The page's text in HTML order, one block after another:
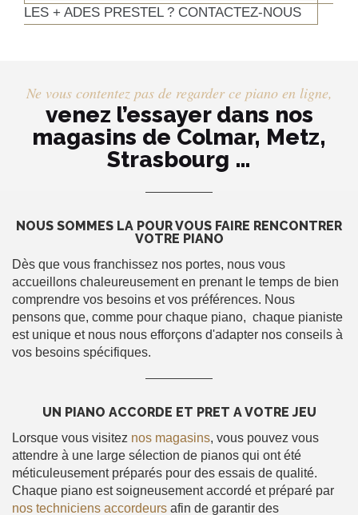
LES + ADES PRESTEL ? CONTACTEZ-NOUS
Ne vous contentez pas de regarder ce piano en ligne,
venez l’essayer dans nos
magasins de Colmar, Metz,
Strasbourg …
NOUS SOMMES LÀ POUR VOUS FAIRE RENCONTRER
VOTRE PIANO
Dès que vous franchissez nos portes, nous vous
accueillons chaleureusement en prenant le temps de bien
comprendre vos besoins et vos préférences. Nous
pensons que, comme pour chaque piano, chaque pianiste
est unique et nous nous efforçons d'adapter nos conseils à
vos besoins spécifiques.
UN PIANO ACCORDÉ ET PRÊT À VOTRE JEU
Lorsque vous visitez nos magasins, vous pouvez vous
attendre à une large sélection de pianos qui ont été
méticuleusement préparés pour des essais de qualité.
Chaque piano est soigneusement accordé et préparé par
nos techniciens accordeurs afin de garantir des